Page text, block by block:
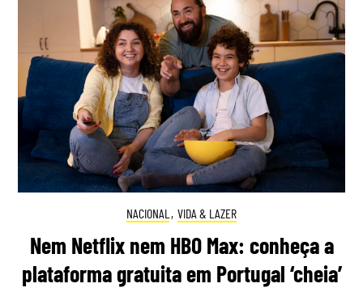
NACIONAL , VIDA & LAZER
Nem Netflix nem HBO Max: conheça a
plataforma gratuita em Portugal ‘cheia’